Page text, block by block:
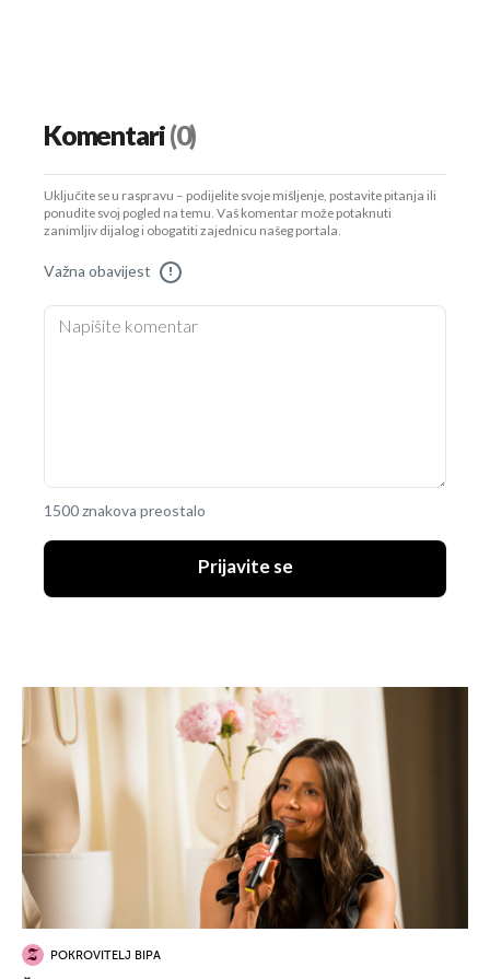
Komentari(0)
Uključite se u raspravu – podijelite svoje mišljenje, postavite pitanja ili
ponudite svoj pogled na temu. Vaš komentar može potaknuti
zanimljiv dijalog i obogatiti zajednicu našeg portala.
Važna obavijest !
1500 znakova preostalo
Prijavite se
POKROVITELJ BIPA